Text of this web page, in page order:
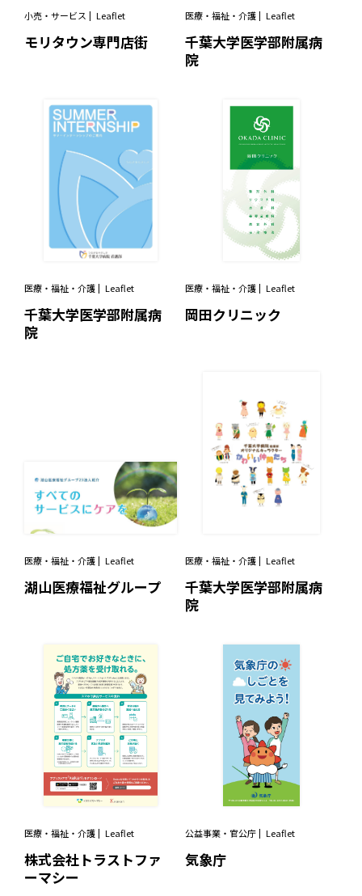
小売・サービス Leaflet
モリタウン専門店街
医療・福祉・介護 Leaflet
千葉大学医学部附属病
院
医療・福祉・介護 Leaflet
千葉大学医学部附属病
院
医療・福祉・介護 Leaflet
岡田クリニック
医療・福祉・介護 Leaflet
湖山医療福祉グループ
医療・福祉・介護 Leaflet
千葉大学医学部附属病
院
医療・福祉・介護 Leaflet
株式会社トラストファ
ーマシー
公益事業・官公庁 Leaflet
気象庁